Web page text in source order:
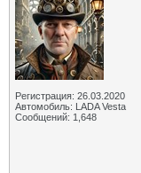
Регистрация: 26.03.2020
Автомобиль: LADA Vesta
Сообщений: 1,648